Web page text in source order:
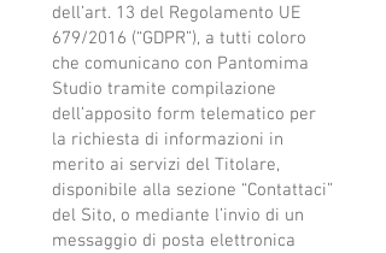
dell’art. 13 del Regolamento UE
679/2016 (“GDPR”), a tutti coloro
che comunicano con Pantomima
Studio tramite compilazione
dell’apposito form telematico per
la richiesta di informazioni in
merito ai servizi del Titolare,
disponibile alla sezione “Contattaci”
del Sito, o mediante l’invio di un
messaggio di posta elettronica